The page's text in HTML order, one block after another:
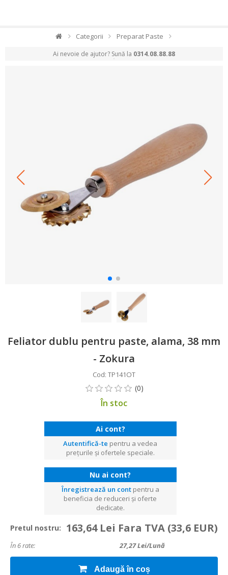
Categorii Preparat Paste
Ai nevoie de ajutor? Sună la 0314.08.88.88
Feliator dublu pentru paste, alama, 38 mm
- Zokura
Cod: TP141OT
În stoc
Ai cont?
Autentifică-te pentru a vedea
prețurile și ofertele speciale.
Nu ai cont?
Înregistrează un contpentru a
beneficia de reduceri și oferte
dedicate.
Pretul nostru: 163,64 Lei Fara TVA (33,6 EUR)
În 6 rate: 27,27Lei/lună
Adaugă în coș